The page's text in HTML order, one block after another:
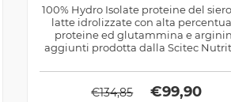
100% Hydro Isolate proteine del
latte idrolizzate con alta
proteine ed glutammina e
aggiunti prodotta dalla Scitec
€134,85 €99,90